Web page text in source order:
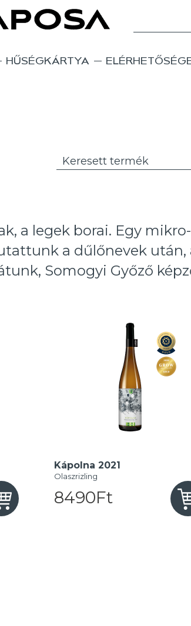
HŰSÉGKÁRTYA
a legek borai. Egy
a dűlőnevek
Somogyi Győző
Kápolna 2021
Olaszrizling
8490Ft